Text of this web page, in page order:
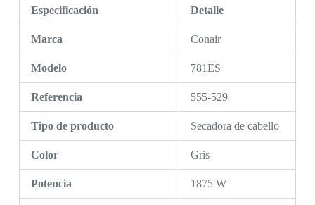
Especificación Detalle
Marca Conair
Modelo 781ES
Referencia 555-529
Tipo de producto Secadora de cabello
Color Gris
Potencia 1875 W